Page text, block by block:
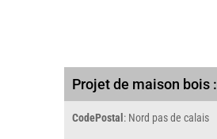
Projet de maison bois :
CodePostal : Nord pas de calais